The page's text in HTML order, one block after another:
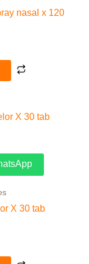
nasal x 120
X 30 tab